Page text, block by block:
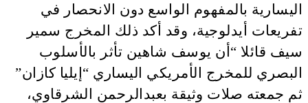
اليسارية بالمفهوم الواسع دون الانحصار في
تفريعات أيدلوجية، وقد أكد ذلك المخرج سمير
سيف قائلا “أن يوسف شاهين تأثر بالأسلوب
البصري للمخرج الأمريكي اليساري “إيليا كازان”
ثم جمعته صلات وثيقة بعبدالرحمن الشرقاوي،